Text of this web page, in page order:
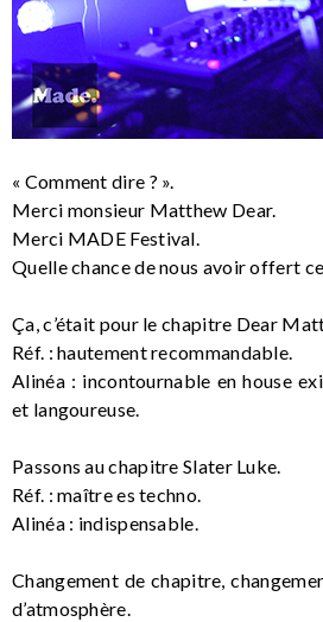
« Comment dire ? ».
Merci monsieur Matthew Dear.
Merci MADE Festival.
Quelle chance de nous avoir offert
Ça, c’était pour le chapitre Dear
Réf. : hautement recommandable.
Alinéa : incontournable en house
et langoureuse.
Passons au chapitre Slater Luke.
Réf. : maître es techno.
Alinéa : indispensable.
Changement de chapitre,
d’atmosphère.